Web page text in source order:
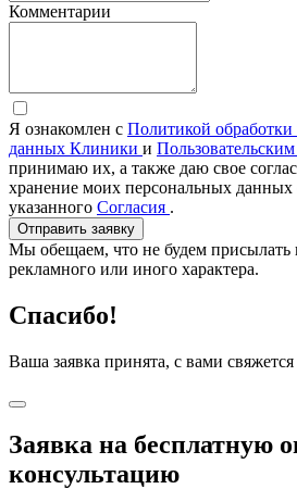
Комментарии
Я ознакомлен с Политикой
данных Клиники и
принимаю их, а также даю свое
хранение моих персональных данных
указанного Согласия .
Отправить заявку
Мы обещаем, что не будем присылать
рекламного или иного характера.
Спасибо!
Ваша заявка принята, с вами свяжется
Заявка на бесплатную
консультацию